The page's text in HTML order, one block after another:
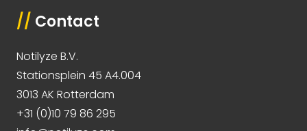
// Contact
Notilyze B.V.
Stationsplein 45 A4.004
3013 AK Rotterdam
+31 (0)10 79 86 295